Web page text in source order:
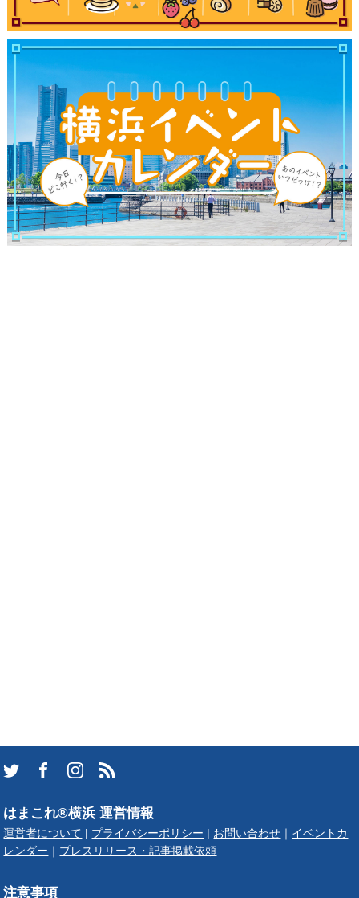
はまこれ®横浜 運営情報
運営者について プライバシーポリシー お問い合わせ
イベントカ
レンダー
プレスリリース・記事掲載依頼
注意事項